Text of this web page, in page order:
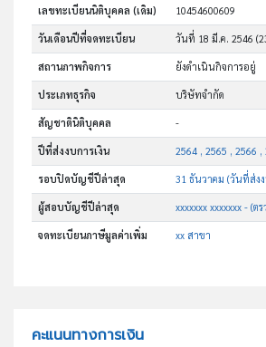
เลขทะเบียนนิติบุคคล (เดิม) 10454600609
วันเดือนปีที่จดทะเบียน วันที่ 18 มี.ค. 2546
สถานภาพกิจการ ยังดำเนินกิจการอยู่
ประเภทธุรกิจ บริษัทจำกัด
สัญชาตินิติบุคคล -
ปีที่ส่งงบการเงิน 2564 , 2565 , 2566 ,
รอบปิดบัญชีปีล่าสุด 31 ธันวาคม (วันที่ส่ง
ผู้สอบบัญชีปีล่าสุด xxxxxxx xxxxxxx - (
จดทะเบียนภาษีมูลค่าเพิ่ม xx สาขา
คะแนนทางการเงิน